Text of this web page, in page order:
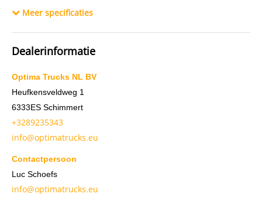
Meer specificaties
Dealerinformatie
Optima Trucks NL BV
Heufkensveldweg 1
6333ES Schimmert
+3289235343
info@optimatrucks.eu
Contactpersoon
Luc Schoefs
info@optimatrucks.eu